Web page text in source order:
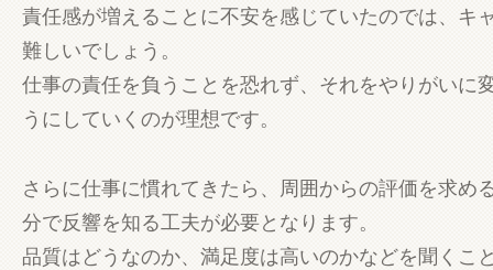
責任感が増えることに不安を感じていたのでは、キ
難しいでしょう。
仕事の責任を負うことを恐れず、それをやりがいに
うにしていくのが理想です。
さらに仕事に慣れてきたら、周囲からの評価を求め
分で反響を知る工夫が必要となります。
品質はどうなのか、満足度は高いのかなどを聞くこ